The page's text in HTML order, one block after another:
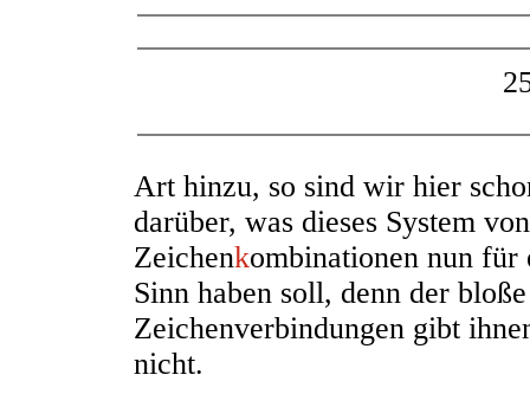
Art hinzu, so sind wir hier
darüber, was dieses System
Zeichenkombinationen nun
Sinn haben soll, denn der
Zeichenverbindungen gibt
nicht.